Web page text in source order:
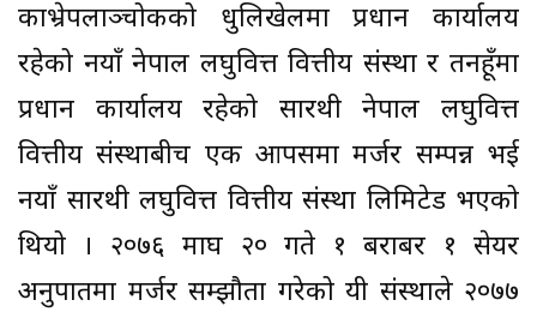
काभ्रेपलाञ्चोकको धुलिखेलमा प्रधान कार्यालय
रहेको नयाँ नेपाल लघुवित्त वित्तीय संस्था र तनहूँमा
प्रधान कार्यालय रहेको सारथी नेपाल लघुवित्त
वित्तीय संस्थाबीच एक आपसमा मर्जर सम्पन्न भई
नयाँ सारथी लघुवित्त वित्तीय संस्था लिमिटेड भएको
थियो । २०७६ माघ २० गते १ बराबर १ सेयर
अनुपातमा मर्जर सम्झौता गरेको यी संस्थाले २०७७